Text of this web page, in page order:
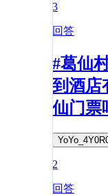
3
回答
#葛仙
到酒店
仙门票
2
回答